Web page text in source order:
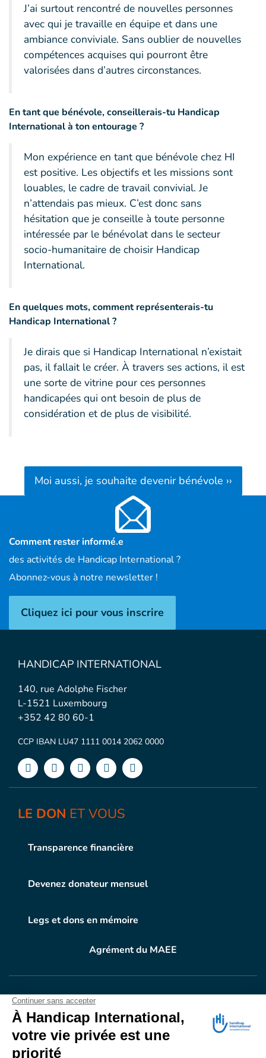
J’ai surtout rencontré de nouvelles personnes
avec qui je travaille en équipe et dans une
ambiance conviviale. Sans oublier de nouvelles
compétences acquises qui pourront être
valorisées dans d’autres circonstances.
En tant que bénévole, conseillerais-tu Handicap
International à ton entourage ?
Mon expérience en tant que bénévole chez HI
est positive. Les objectifs et les missions sont
louables, le cadre de travail convivial. Je
n’attendais pas mieux. C’est donc sans
hésitation que je conseille à toute personne
intéressée par le bénévolat dans le secteur
socio-humanitaire de choisir Handicap
International.
En quelques mots, comment représenterais-tu
Handicap International ?
Je dirais que si Handicap International n’existait
pas, il fallait le créer. À travers ses actions, il est
une sorte de vitrine pour ces personnes
handicapées qui ont besoin de plus de
considération et de plus de visibilité.
Moi aussi, je souhaite devenir bénévole ››
Comment rester informé.e
des activités de Handicap International ?
Abonnez-vous à notre newsletter !
Cliquez ici pour vous inscrire
HANDICAP INTERNATIONAL
140, rue Adolphe Fischer
L-1521 Luxembourg
+352 42 80 60-1
CCP IBAN LU47 1111 0014 2062 0000
LE DON ET VOUS
Transparence financière
Devenez donateur mensuel
Legs et dons en mémoire
Agrément du MAEE
VOTRE DONEN ACTION
Grâce à vous, en 2025, 400.689 personnes ont
bénéficié d’appareillage et d’activités de réadaptation.